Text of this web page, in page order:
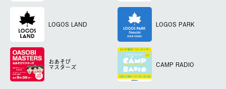
LOGOS LAND LOGOS PARK
おあそび
マスターズ CAMP RADIO